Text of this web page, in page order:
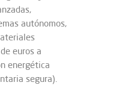
autónomos,
euros a
energética
segura).